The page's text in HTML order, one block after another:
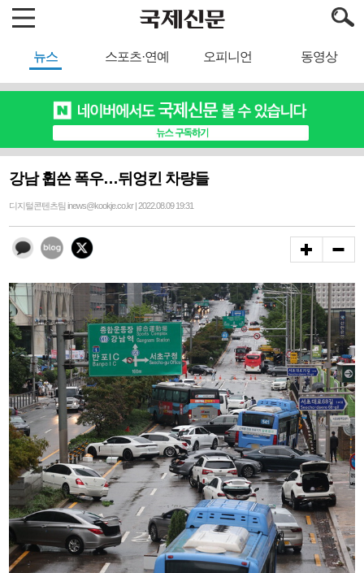
뉴스 스포츠·연예 오피니언 동영상
강남 휩쓴 폭우…뒤엉킨 차량들
디지털콘텐츠팀 inews@kookje.co.kr | 2022.08.09 19:31